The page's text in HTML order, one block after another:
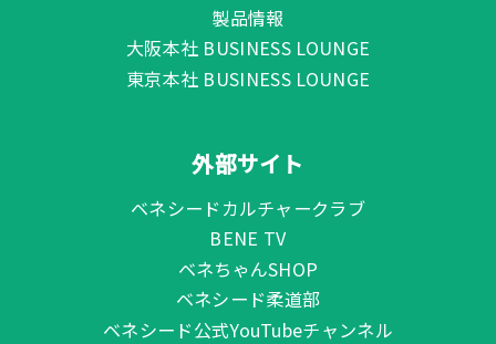
製品情報
大阪本社 BUSINESS LOUNGE
東京本社 BUSINESS LOUNGE
外部サイト
ベネシードカルチャークラブ
BENE TV
ベネちゃんSHOP
ベネシード柔道部
ベネシード公式YouTubeチャンネル